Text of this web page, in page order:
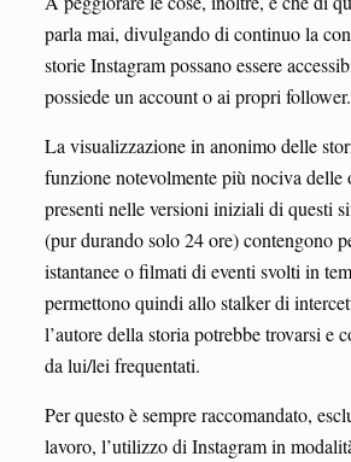
parla mai, divulgando di continuo la
storie Instagram possano essere
possiede un account o ai propri follower.
La visualizzazione in anonimo delle
funzione notevolmente più nociva delle
presenti nelle versioni iniziali di questi
(pur durando solo 24 ore) contengono
istantanee o filmati di eventi svolti in
permettono quindi allo stalker di
l’autore della storia potrebbe trovarsi e
da lui/lei frequentati.
Per questo è sempre raccomandato,
lavoro, l’utilizzo di Instagram in